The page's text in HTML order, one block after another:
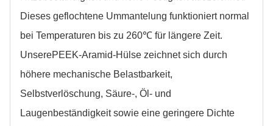
Dieses geflochtene Ummantelung funktioniert normal
bei Temperaturen bis zu 260℃ für längere Zeit.
UnserePEEK-Aramid-Hülse zeichnet sich durch
höhere mechanische Belastbarkeit,
Selbstverlöschung, Säure-, Öl- und
Laugenbeständigkeit sowie eine geringere Dichte